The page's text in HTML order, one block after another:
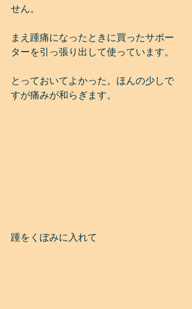
せん。
まえ踵痛になったときに買ったサポー
ターを引っ張り出して使っています。
とっておいてよかった。ほんの少しで
すが痛みが和らぎます。
踵をくぼみに入れて